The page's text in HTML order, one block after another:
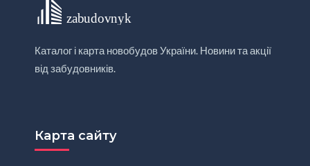
Каталог і карта новобудов України. Новини та акції
від забудовників.
Карта сайту